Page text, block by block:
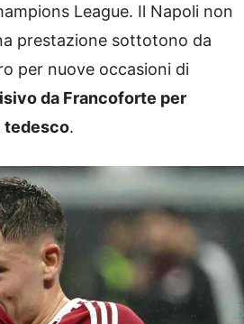
League. Il Napoli non
prestazione sottotono da
per nuove occasioni di
da Francoforte per
tedesco.